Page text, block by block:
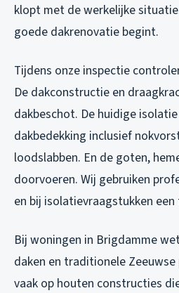
klopt met de werkelijke
goede dakrenovatie begint.
Tijdens onze inspectie
De dakconstructie en
dakbeschot. De huidige
dakbedekking inclusief
loodslabben. En de goten,
doorvoeren. Wij gebruiken
en bij isolatievraagstukken
Bij woningen in Brigdamme
daken en traditionele
vaak op houten constructies